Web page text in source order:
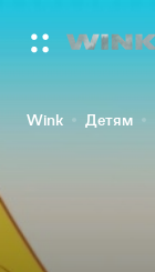
Wink Детям